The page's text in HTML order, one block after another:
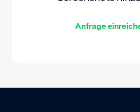
Anfrage